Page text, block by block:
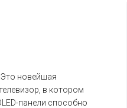
новейшая
в котором
панели способно